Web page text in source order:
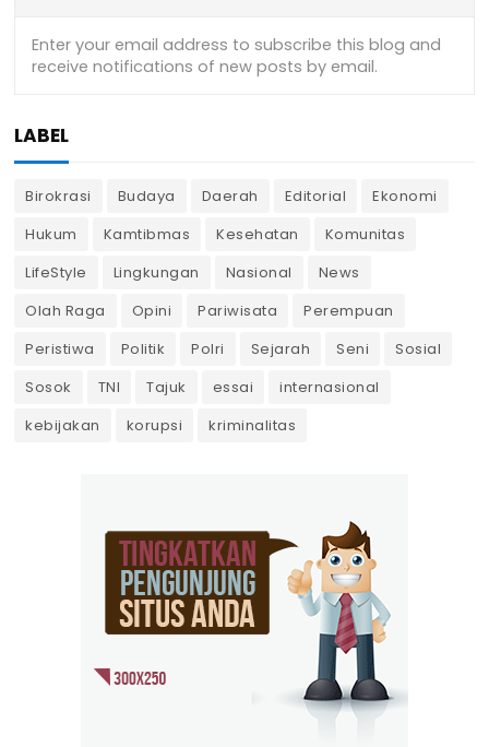
LABEL
Birokrasi Budaya Daerah Editorial
Ekonomi
Hukum
Kamtibmas Kesehatan
Komunitas
LifeStyle
Lingkungan Nasional
News
Olah Raga
Opini Pariwisata
Perempuan
Peristiwa
Politik Polri Sejarah Seni
Sosial
Sosok
TNI Tajuk essai
internasional
kebijakan
korupsi kriminalitas